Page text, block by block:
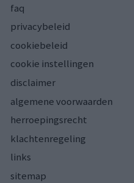
faq
privacybeleid
cookiebeleid
cookie instellingen
disclaimer
algemene voorwaarden
herroepingsrecht
klachtenregeling
links
sitemap